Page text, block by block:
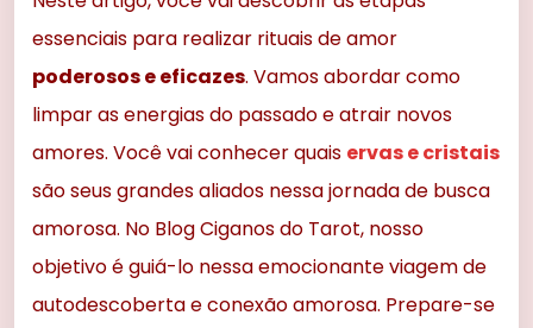
essenciais para realizar rituais de amor
poderosos e eficazes. Vamos abordar como
limpar as energias do passado e atrair novos
amores. Você vai conhecer quais ervas e cristais
são seus grandes aliados nessa jornada de busca
amorosa. No Blog Ciganos do Tarot, nosso
objetivo é guiá-lo nessa emocionante viagem de
autodescoberta e conexão amorosa. Prepare-se